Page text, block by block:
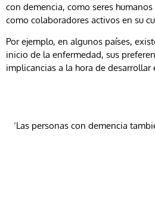
con demencia, como seres
como colaboradores activos en su
Por ejemplo, en algunos países,
inicio de la enfermedad, sus
implicancias a la hora de
‘Las personas con demencia